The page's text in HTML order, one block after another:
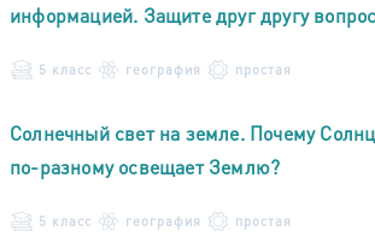
информацией. Защите друг другу
5 класс география простая
Солнечный свет на земле. Почему
по-разному освещает Землю?
5 класс география простая